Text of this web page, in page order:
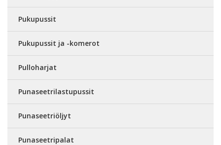
Pukupussit
Pukupussit ja -komerot
Pulloharjat
Punaseetrilastupussit
Punaseetriöljyt
Punaseetripalat